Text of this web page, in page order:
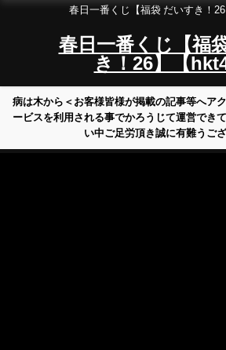
春日一番くじ【福袋 だいすき！26
春日一番くじ【福
き！26】【
病は木から＜お客様皆様が掲載の記事等へア
ービスを利用される事でかろうじて運営でき
い中ご足労頂き誠に有難うござ